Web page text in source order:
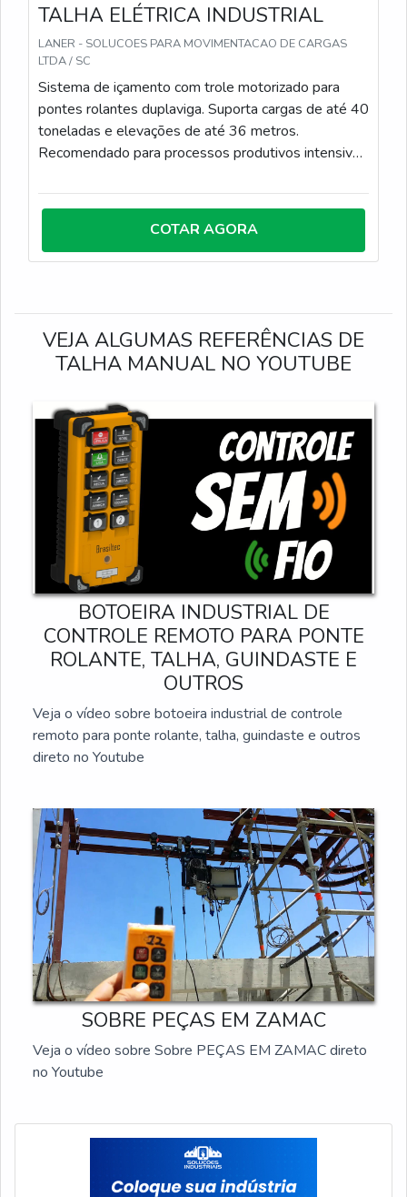
TALHA ELÉTRICA INDUSTRIAL
LANER - SOLUCOES PARA MOVIMENTACAO DE CARGAS
LTDA / SC
Sistema de içamento com trole motorizado para
pontes rolantes duplaviga. Suporta cargas de até 40
toneladas e elevações de até 36 metros.
Recomendado para processos produtivos intensivos
talha possui os seguintes itens de série: ✔ Talha e
elevação; ✔ Inversor de frequência na direção; ✔
Contator na elevação; ✔ Protetor térmico nos
posicionamento de cargas; ✔ Dispositivo de
sobrecarga; ✔ Fim de curso na elevação e direção; ✔
Monitoramento de carga com Load-Master²; ✔
COTAR AGORA
VEJA ALGUMAS REFERÊNCIAS DE
TALHA MANUAL NO YOUTUBE
BOTOEIRA INDUSTRIAL DE
CONTROLE REMOTO PARA PONTE
ROLANTE, TALHA, GUINDASTE E
OUTROS
Veja o vídeo sobre botoeira industrial de controle
remoto para ponte rolante, talha, guindaste e outros
direto no Youtube
SOBRE PEÇAS EM ZAMAC
Veja o vídeo sobre Sobre PEÇAS EM ZAMAC direto
no Youtube